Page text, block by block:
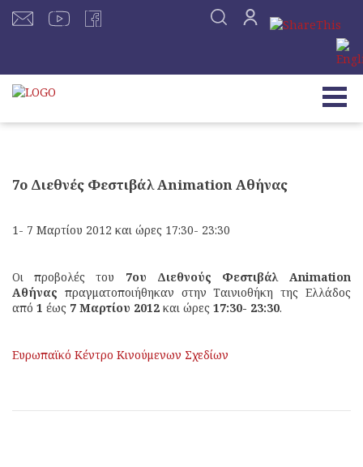
7o Διεθνές Φεστιβάλ Animation Αθήνας
1- 7 Μαρτίου 2012 και ώρες 17:30- 23:30
Οι προβολές του 7ου Διεθνούς Φεστιβάλ Animation
Αθήνας πραγματοποιήθηκαν στην Ταινιοθήκη της Ελλάδoς
από 1 έως 7 Μαρτίου 2012 και ώρες 17:30- 23:30.
Ευρωπαϊκό Κέντρο Κινούμενων Σχεδίων